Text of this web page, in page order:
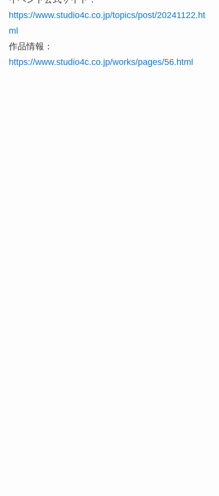
https://www.studio4c.co.jp/topics/post/20241122.ht
ml
作品情報：
https://www.studio4c.co.jp/works/pages/56.html